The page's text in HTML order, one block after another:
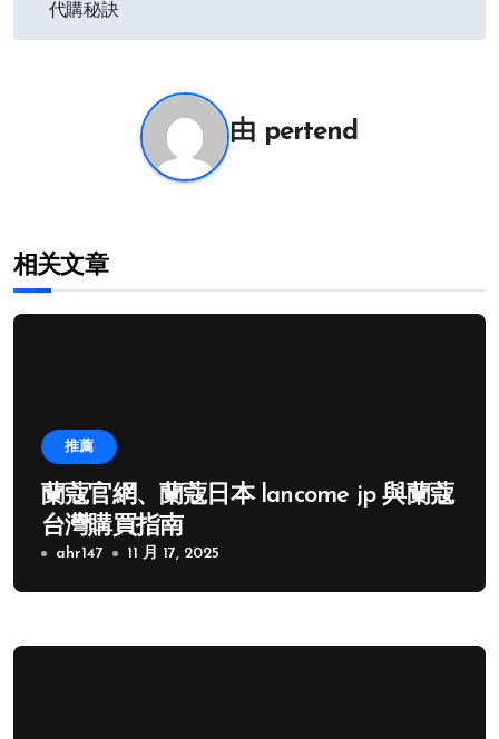
代購秘訣
由 pertend
相关文章
推薦
蘭蔻官網、蘭蔻日本 lancome jp 與蘭蔻
台灣購買指南
ahr147 11 月 17, 2025